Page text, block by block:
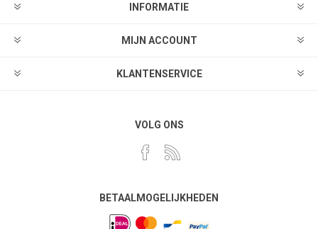
INFORMATIE
MIJN ACCOUNT
KLANTENSERVICE
VOLG ONS
BETAALMOGELIJKHEDEN